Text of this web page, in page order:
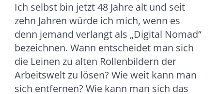
Ich selbst bin jetzt 48 Jahre alt und seit
zehn Jahren würde ich mich, wenn es
denn jemand verlangt als „Digital Nomad“
bezeichnen. Wann entscheidet man sich
die Leinen zu alten Rollenbildern der
Arbeitswelt zu lösen? Wie weit kann man
sich entfernen? Wie kann man sich das